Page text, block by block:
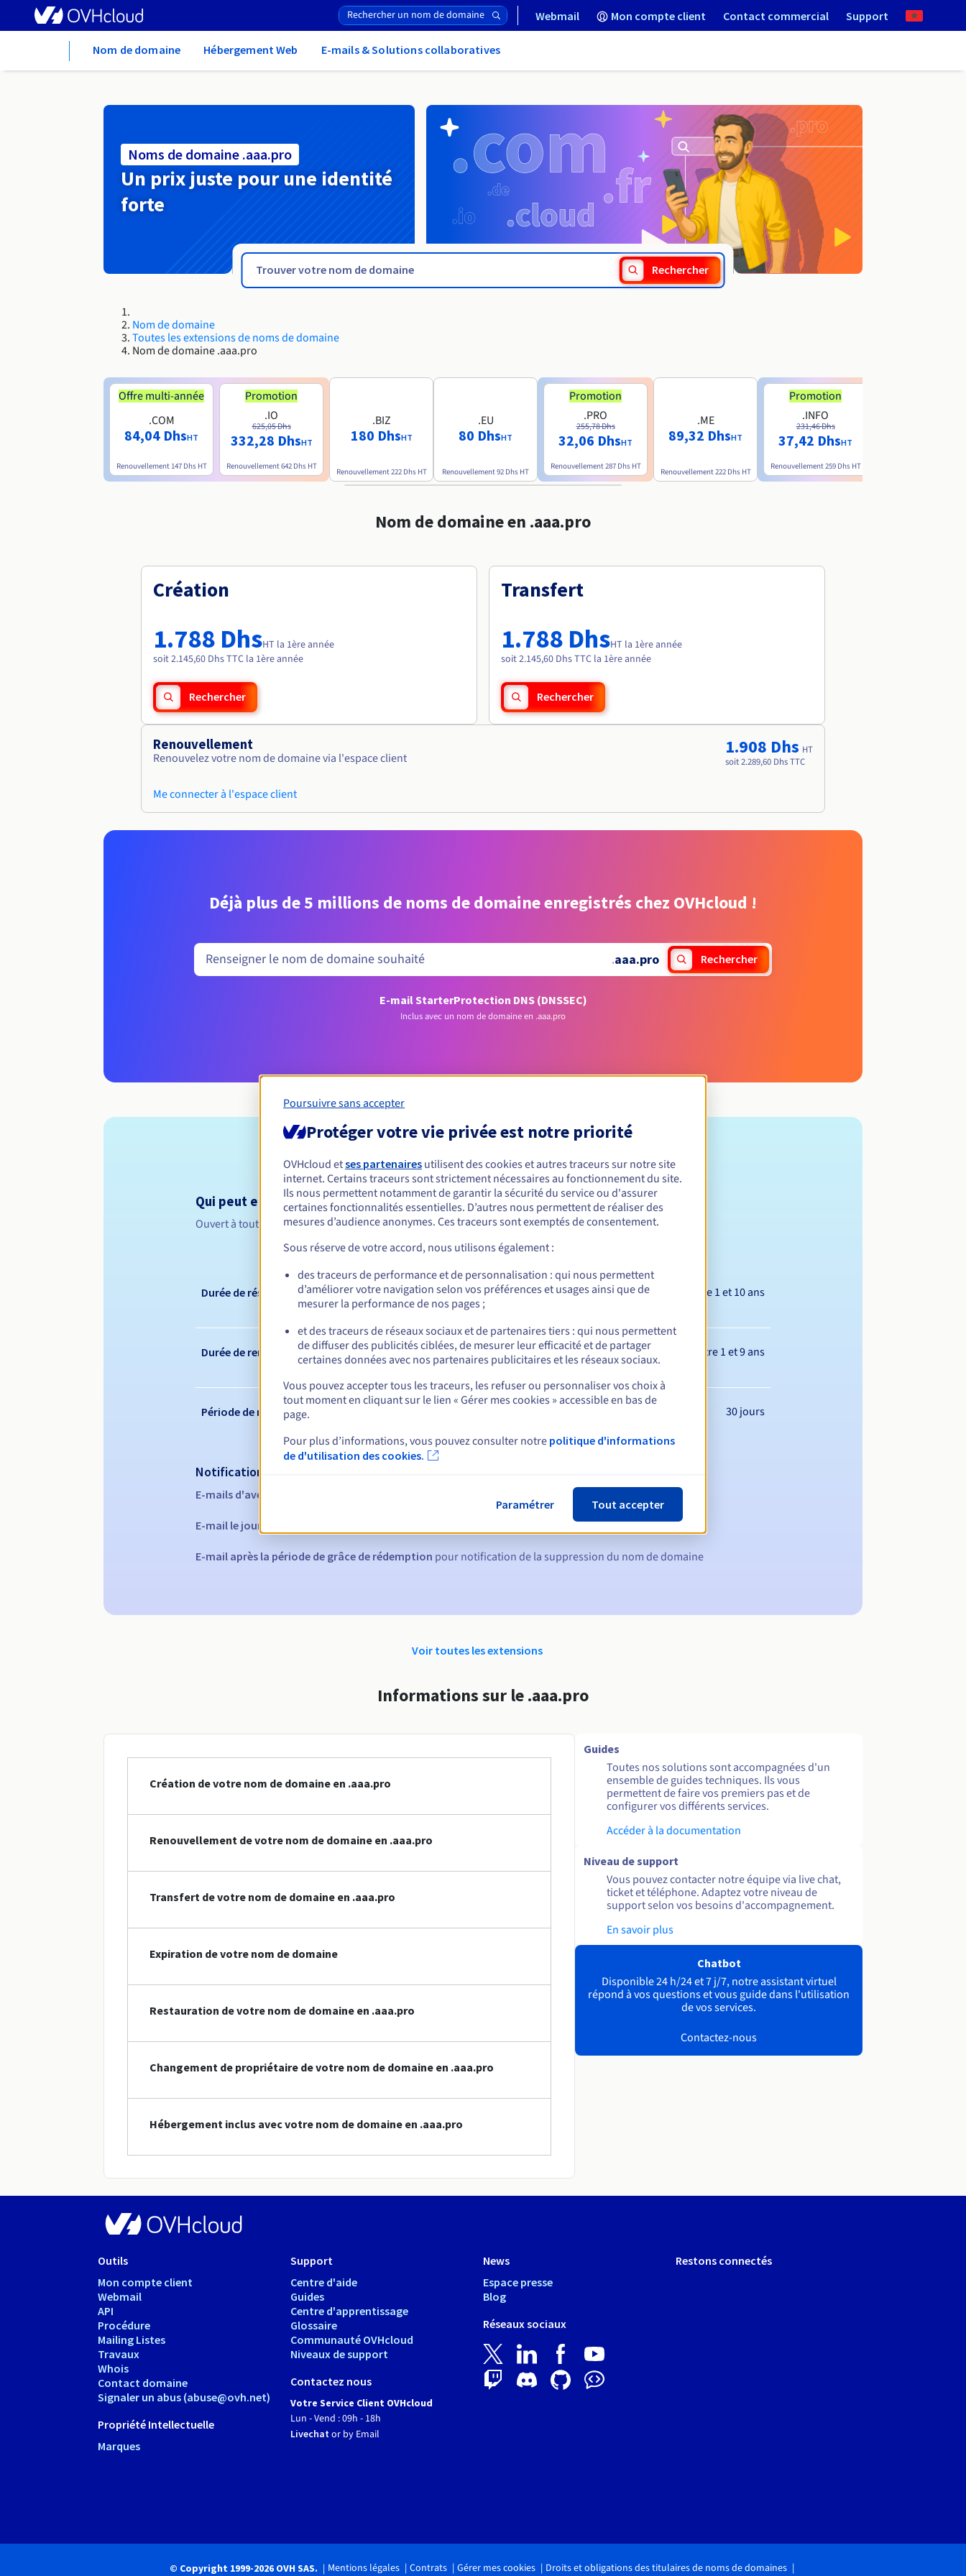
Webmail Mon compte client Contact commercial Support
Nom de domaine Hébergement Web E-mails & Solutions collaboratives
Noms de domaine .aaa.pro
Un prix juste pour une identité
forte
Rechercher
Nom de domaine
Toutes les extensions de noms de domaine
Nom de domaine .aaa.pro
Offre multi-année
.COM
84,04 DhsHT
Renouvellement 147 Dhs HT
Promotion
.IO
625,05 Dhs
332,28 DhsHT
Renouvellement642 Dhs HT
.BIZ
180 DhsHT
Renouvellement222 Dhs HT
.EU
80 DhsHT
Renouvellement92 Dhs HT
Promotion
.PRO
255,78 Dhs
32,06 DhsHT
Renouvellement287 Dhs HT
.ME
89,32 DhsHT
Renouvellement222 Dhs HT
Promotion
.INFO
231,46 Dhs
37,42 DhsHT
Renouvellement259 Dhs HT
Nom de domaine en .aaa.pro
Création
1.788 DhsHT la 1ère année
soit 2.145,60 Dhs TTC la 1ère année
Rechercher
Transfert
1.788 DhsHT la 1ère année
soit 2.145,60 Dhs TTC la 1ère année
Rechercher
Renouvellement
Renouvelez votre nom de domaine via l'espace client
Me connecter à l'espace client
1.908 Dhs HT
soit 2.289,60 Dhs TTC
Déjà plus de 5 millions de noms de domaine enregistrés chez OVHcloud !
.aaa.pro Rechercher
E-mail StarterProtection DNS (DNSSEC)
Inclus avec un nom de domaine en .aaa.pro
Conditions d'éligibilité
Qui peut enregistrer un .aaa.pro ?
Ouvert à toutes les personnes physiques ou morales, sans restriction géographique.
Règles de gestion et notifications
Durée de réservation Entre 1 et 10 ans
Durée de renouvellement Entre 1 et 9 ans
Période de rédemption 30 jours
Notifications automatiques :
E-mails d'avertissement :
E-mail le jour de l'expiration pour notification de la suspension du nom de domaine
E-mail après la période de grâce de rédemption pour notification de la suppression du nom de domaine
Voir toutes les extensions
Informations sur le .aaa.pro
Création de votre nom de domaine en .aaa.pro
Renouvellement de votre nom de domaine en .aaa.pro
Transfert de votre nom de domaine en .aaa.pro
Expiration de votre nom de domaine
Restauration de votre nom de domaine en .aaa.pro
Changement de propriétaire de votre nom de domaine en .aaa.pro
Hébergement inclus avec votre nom de domaine en .aaa.pro
Guides
Toutes nos solutions sont accompagnées d'un
ensemble de guides techniques. Ils vous
permettent de faire vos premiers pas et de
configurer vos différents services.
Accéder à la documentation
Niveau de support
Vous pouvez contacter notre équipe via live chat,
ticket et téléphone. Adaptez votre niveau de
support selon vos besoins d'accompagnement.
En savoir plus
Chatbot
Disponible 24 h/24 et 7 j/7, notre assistant virtuel
répond à vos questions et vous guide dans l'utilisation
de vos services.
Contactez-nous
Outils
Mon compte client
Webmail
API
Procédure
Mailing Listes
Travaux
Whois
Contact domaine
Signaler un abus (abuse@ovh.net)
Propriété Intellectuelle
Marques
Support
Centre d'aide
Guides
Centre d'apprentissage
Glossaire
Communauté OVHcloud
Niveaux de support
Contactez nous
Votre Service Client OVHcloud
Lun - Vend : 09h - 18h
Livechat or by Email
News
Espace presse
Blog
Réseaux sociaux
Restons connectés
© Copyright 1999-2026 OVH SAS. Mentions légales Contrats Gérer mes cookies Droits et obligations des titulaires de noms de domaines
Poursuivre sans accepter
Protéger votre vie privée est notre priorité
OVHcloud etses partenaires utilisent des cookies et autres traceurs sur notre site
internet. Certains traceurs sont strictement nécessaires au fonctionnement du site.
Ils nous permettent notamment de garantir la sécurité du service ou d'assurer
certaines fonctionnalités essentielles. D’autres nous permettent de réaliser des
mesures d’audience anonymes. Ces traceurs sont exemptés de consentement.
Sous réserve de votre accord, nous utilisons également :
des traceurs de performance et de personnalisation : qui nous permettent
d’améliorer votre navigation selon vos préférences et usages ainsi que de
mesurer la performance de nos pages ;
et des traceurs de réseaux sociaux et de partenaires tiers : qui nous permettent
de diffuser des publicités ciblées, de mesurer leur efficacité et de partager
certaines données avec nos partenaires publicitaires et les réseaux sociaux.
Vous pouvez accepter tous les traceurs, les refuser ou personnaliser vos choix à
tout moment en cliquant sur le lien « Gérer mes cookies » accessible en bas de
page.
Pour plus d’informations, vous pouvez consulter notre politique d'informations
de d'utilisation des cookies.
Paramétrer Tout accepter